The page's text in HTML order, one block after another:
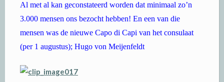
Al met al kan geconstateerd worden dat minimaal zo’n
3.000 mensen ons bezocht hebben! En een van die
mensen was de nieuwe Capo di Capi van het consulaat
(per 1 augustus); Hugo von Meijenfeldt